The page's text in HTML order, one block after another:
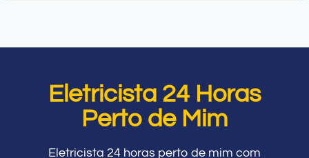
Eletricista 24 Horas
Perto de Mim
Eletricista 24 horas perto de mim com